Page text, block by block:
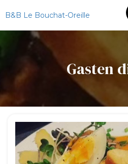
B&B Le Bouchat-Oreille
Gasten